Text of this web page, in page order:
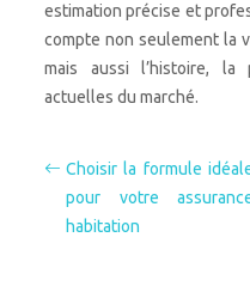
estimation précise et
compte non seulement la
mais aussi l’histoire, la
actuelles du marché.
Choisir la formule
pour votre
habitation